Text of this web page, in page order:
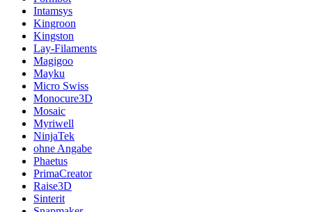
Intamsys
Kingroon
Kingston
Lay-Filaments
Magigoo
Mayku
Micro Swiss
Monocure3D
Mosaic
Myriwell
NinjaTek
ohne Angabe
Phaetus
PrimaCreator
Raise3D
Sinterit